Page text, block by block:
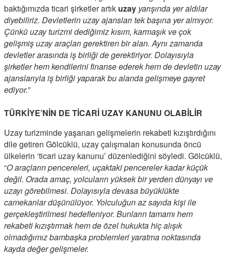
baktığımızda ticari şirketler artık uzay yarışında yer aldılar
diyebiliriz. Devletlerin uzay ajansları tek başına yer almıyor.
Çünkü uzay turizmi dediğimiz kısım, karmaşık ve çok
gelişmiş uzay araçları gerektiren bir alan. Aynı zamanda
devletler arasında iş birliği de gerektiriyor. Dolayısıyla
şirketler hem kendilerini finanse ederek hem de devletin uzay
ajanslarıyla iş birliği yaparak bu alanda gelişmeye gayret
ediyor.”
TÜRKİYE’NİN DE TİCARİ UZAY KANUNU OLABİLİR
Uzay turizminde yaşanan gelişmelerin rekabeti kızıştırdığını
dile getiren Gölcüklü, uzay çalışmaları konusunda öncü
ülkelerin ‘ticari uzay kanunu’ düzenlediğini söyledi. Gölcüklü,
“O araçların pencereleri, uçaktaki pencereler kadar küçük
değil. Orada amaç, yolcuların yüksek bir yerden dünyayı ve
uzayı görebilmesi. Dolayısıyla devasa büyüklükte
camekanlar düşünülüyor. Yolculuğun az sayıda kişi ile
gerçekleştirilmesi hedefleniyor. Bunların tamamı hem
rekabeti kızıştırmak hem de özel hukukta hiç alışık
olmadığımız bambaşka problemleri yaratma noktasında
kayda değer gelişmeler.